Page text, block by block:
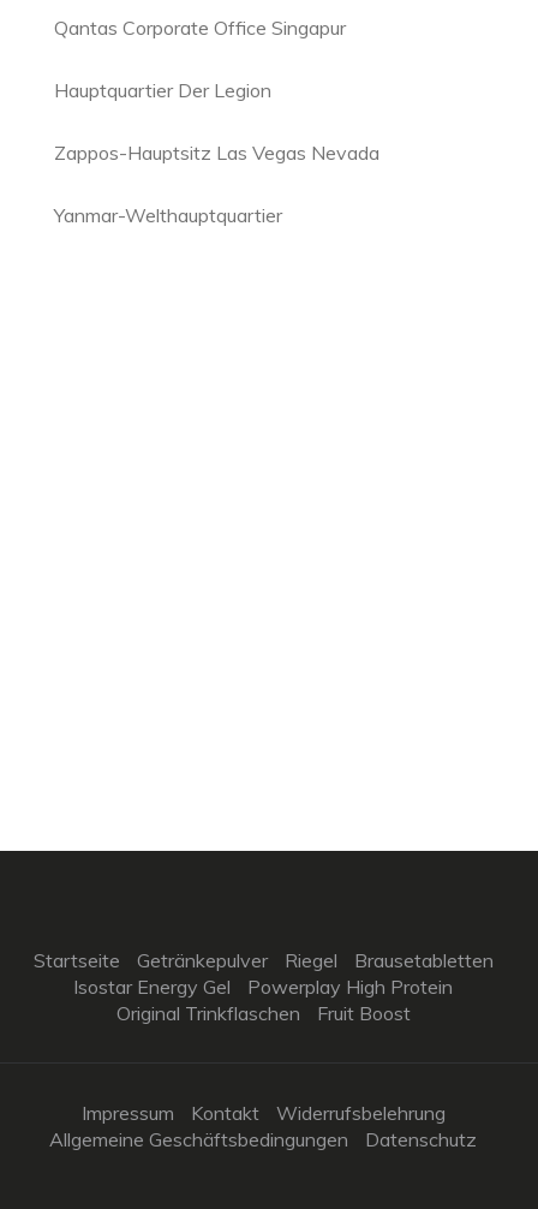
Qantas Corporate Office Singapur
Hauptquartier Der Legion
Zappos-Hauptsitz Las Vegas Nevada
Yanmar-Welthauptquartier
Startseite Getränkepulver Riegel
Brausetabletten
Isostar Energy Gel
Powerplay High Protein
Original Trinkflaschen
Fruit Boost
Impressum Kontakt
Widerrufsbelehrung
Allgemeine Geschäftsbedingungen
Datenschutz